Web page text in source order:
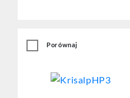
Porównaj